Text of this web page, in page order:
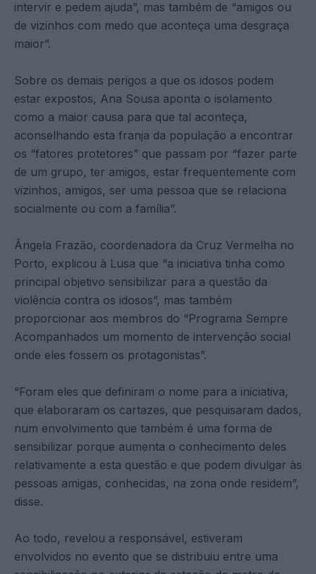
intervir e pedem ajuda”, mas também de “amigos ou
de vizinhos com medo que aconteça uma desgraça
maior”.
Sobre os demais perigos a que os idosos podem
estar expostos, Ana Sousa aponta o isolamento
como a maior causa para que tal aconteça,
aconselhando esta franja da população a encontrar
os “fatores protetores” que passam por “fazer parte
de um grupo, ter amigos, estar frequentemente com
vizinhos, amigos, ser uma pessoa que se relaciona
socialmente ou com a família”.
Ângela Frazão, coordenadora da Cruz Vermelha no
Porto, explicou à Lusa que “a iniciativa tinha como
principal objetivo sensibilizar para a questão da
violência contra os idosos”, mas também
proporcionar aos membros do “Programa Sempre
Acompanhados um momento de intervenção social
onde eles fossem os protagonistas”.
“Foram eles que definiram o nome para a iniciativa,
que elaboraram os cartazes, que pesquisaram dados,
num envolvimento que também é uma forma de
sensibilizar porque aumenta o conhecimento deles
relativamente a esta questão e que podem divulgar às
pessoas amigas, conhecidas, na zona onde residem”,
disse.
Ao todo, revelou a responsável, estiveram
envolvidos no evento que se distribuiu entre uma